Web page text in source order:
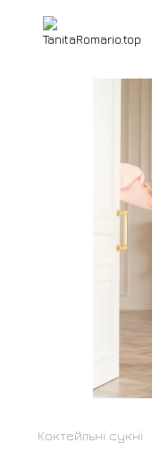
Коктейльні сукні